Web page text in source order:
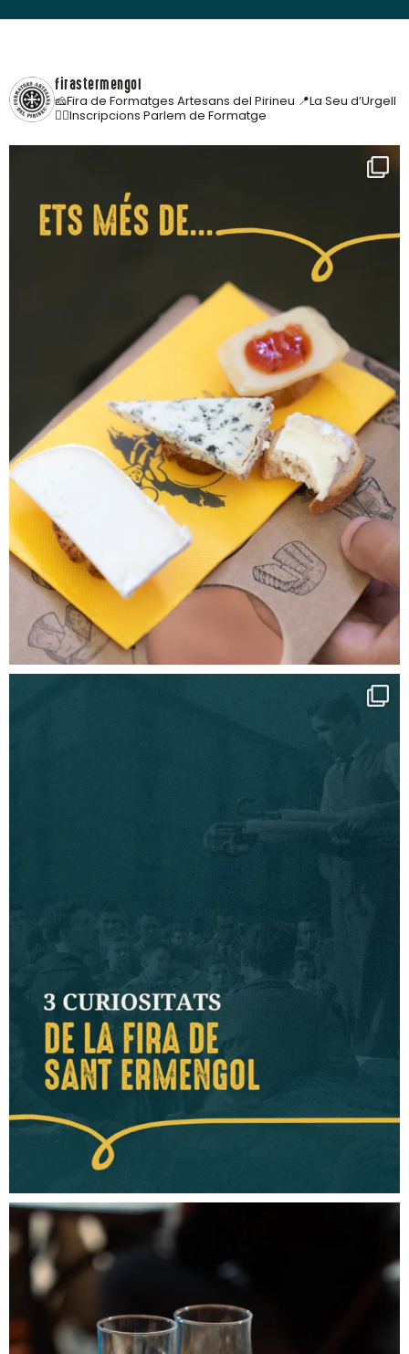
firastermengol
🧀Fira de Formatges Artesans del Pirineu 📍La Seu d’Urgell
👇🏼Inscripcions Parlem de Formatge